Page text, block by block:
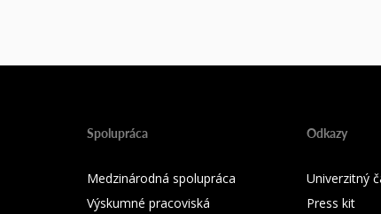
Spolupráca
Medzinárodná spolupráca
Výskumné pracoviská
Odkazy
Univerzitný
Press kit